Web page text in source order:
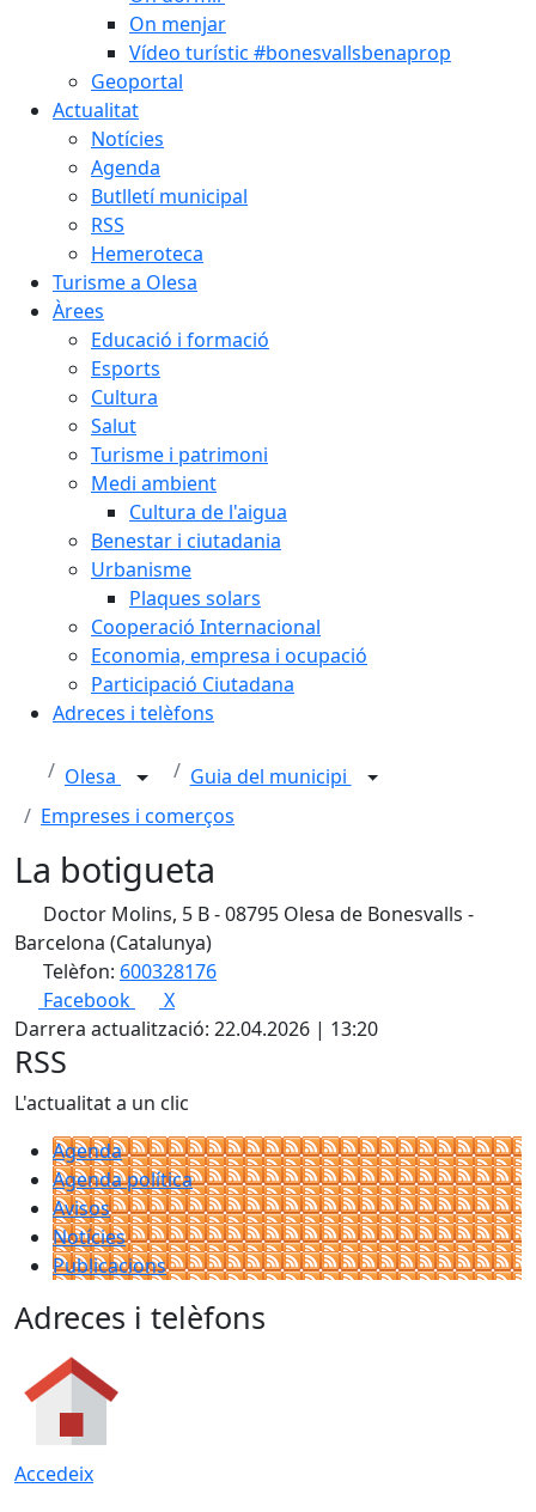
On menjar
Vídeo turístic #bonesvallsbenaprop
Geoportal
Actualitat
Notícies
Agenda
Butlletí municipal
RSS
Hemeroteca
Turisme a Olesa
Àrees
Educació i formació
Esports
Cultura
Salut
Turisme i patrimoni
Medi ambient
Cultura de l'aigua
Benestar i ciutadania
Urbanisme
Plaques solars
Cooperació Internacional
Economia, empresa i ocupació
Participació Ciutadana
Adreces i telèfons
Olesa
Guia del municipi
Empreses i comerços
La botigueta
Doctor Molins, 5 B - 08795 Olesa de Bonesvalls -
Barcelona (Catalunya)
Telèfon: 600328176
Facebook
X
Darrera actualització: 22.04.2026 | 13:20
RSS
L'actualitat a un clic
Agenda
Agenda política
Avisos
Notícies
Publicacions
Adreces i telèfons
Accedeix